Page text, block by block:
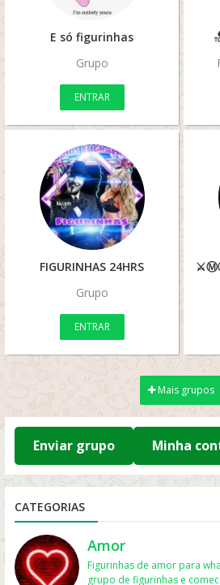
E só figurinhas
Grupo
ENTRAR
FIGURINHAS 24HRS
Grupo
ENTRAR
Mais grupos
Enviar grupo Minha
CATEGORIAS
Amor
Figurinhas de amor para
grupo de figurinhas e